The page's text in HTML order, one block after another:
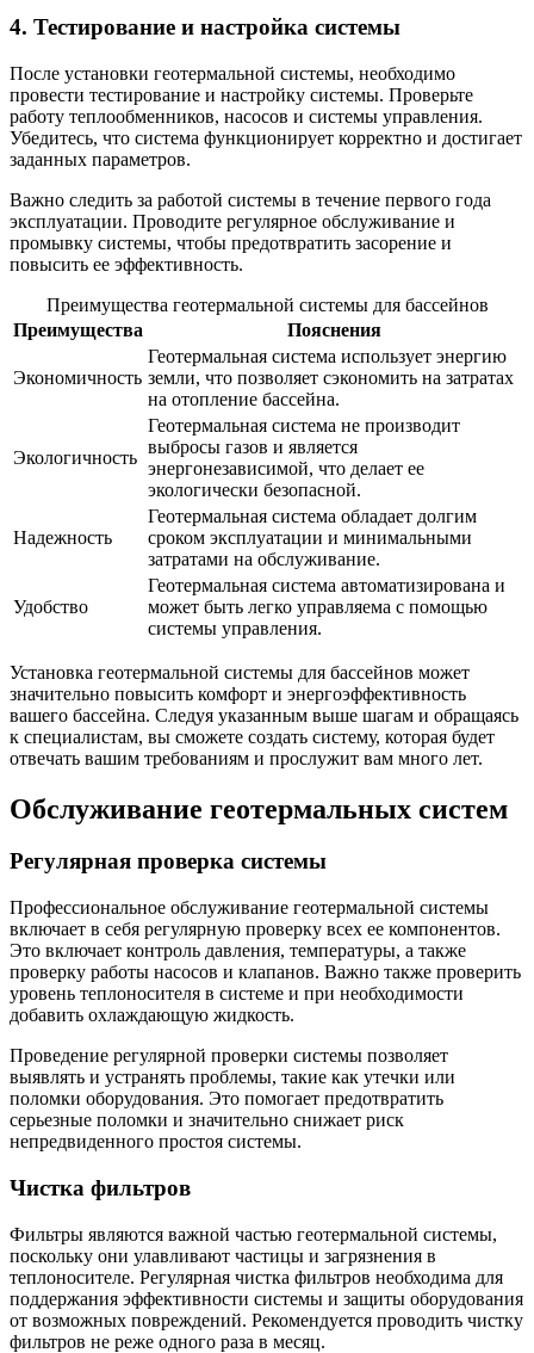
4. Тестирование и настройка системы
После установки геотермальной системы, необходимо
провести тестирование и настройку системы. Проверьте
работу теплообменников, насосов и системы управления.
Убедитесь, что система функционирует корректно и достигает
заданных параметров.
Важно следить за работой системы в течение первого года
эксплуатации. Проводите регулярное обслуживание и
промывку системы, чтобы предотвратить засорение и
повысить ее эффективность.
Преимущества геотермальной системы для бассейнов
Преимущества
Пояснения
Экономичность
Геотермальная система использует энергию
земли, что позволяет сэкономить на затратах
на отопление бассейна.
Экологичность
Геотермальная система не производит
выбросы газов и является
энергонезависимой, что делает ее
экологически безопасной.
Надежность
Геотермальная система обладает долгим
сроком эксплуатации и минимальными
затратами на обслуживание.
Удобство
Геотермальная система автоматизирована и
может быть легко управляема с помощью
системы управления.
Установка геотермальной системы для бассейнов может
значительно повысить комфорт и энергоэффективность
вашего бассейна. Следуя указанным выше шагам и обращаясь
к специалистам, вы сможете создать систему, которая будет
отвечать вашим требованиям и прослужит вам много лет.
Обслуживание геотермальных систем
Регулярная проверка системы
Профессиональное обслуживание геотермальной системы
включает в себя регулярную проверку всех ее компонентов.
Это включает контроль давления, температуры, а также
проверку работы насосов и клапанов. Важно также проверить
уровень теплоносителя в системе и при необходимости
добавить охлаждающую жидкость.
Проведение регулярной проверки системы позволяет
выявлять и устранять проблемы, такие как утечки или
поломки оборудования. Это помогает предотвратить
серьезные поломки и значительно снижает риск
непредвиденного простоя системы.
Чистка фильтров
Фильтры являются важной частью геотермальной системы,
поскольку они улавливают частицы и загрязнения в
теплоносителе. Регулярная чистка фильтров необходима для
поддержания эффективности системы и защиты оборудования
от возможных повреждений. Рекомендуется проводить чистку
фильтров не реже одного раза в месяц.